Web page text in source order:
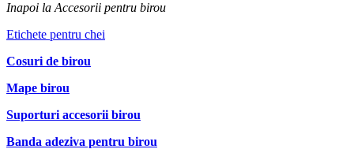
Inapoi la Accesorii pentru birou
Etichete pentru chei
Cosuri de birou
Mape birou
Suporturi accesorii birou
Banda adeziva pentru birou